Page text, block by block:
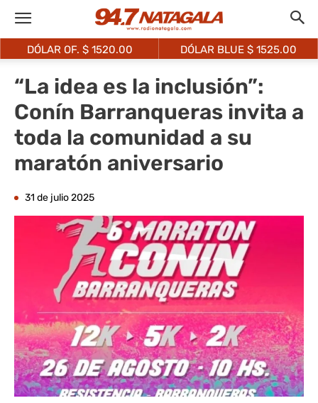
DÓLAR OF. $ 1520.00 DÓLAR BLUE $ 1525.00
“La idea es la inclusión”:
Conín Barranqueras invita a
toda la comunidad a su
maratón aniversario
31 de julio 2025